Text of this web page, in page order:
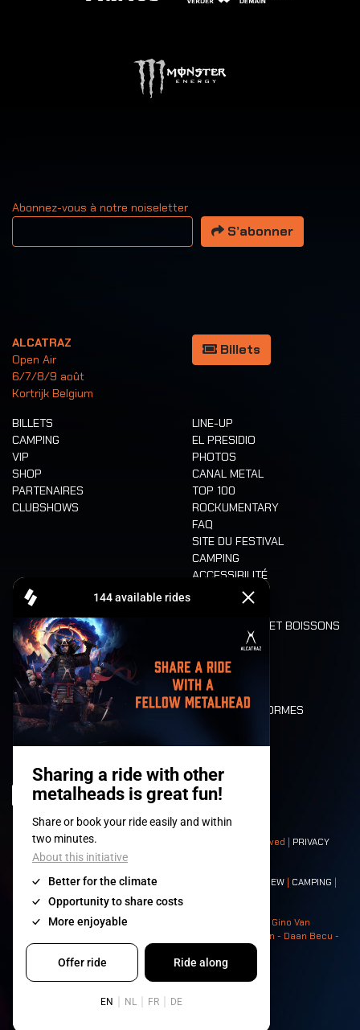
Abonnez-vous à notre noiseletter
Votre adresse email
S’abonner
ALCATRAZ
Open Air
6/7/8/9 août
Kortrijk Belgium
Billets
BILLETS
CAMPING
VIP
SHOP
PARTENAIRES
CLUBSHOWS
LINE-UP
EL PRESIDIO
PHOTOS
CANAL METAL
TOP 100
ROCKUMENTARY
FAQ
SITE DU FESTIVAL
CAMPING
ACCESSIBILITÉ
CASHLESS
ALIMENTATION ET BOISSONS
LONE WOLVES
PLAN
DEATH RIDE
VALEURS ET NORMES
HISTOIRE
© 2008-2026- Apache Productions VZW – All rights reserved | PRIVACY
POLICY|CONDITIONS GÉNÉRALES
Contact:GENERAL| PARTNERSHIPS CREW | CAMPING |
NEIGHBOURS
Photos: Ann Kermans - Hans Van Hoof - Eliaz Bruggeman - Gino Van
Lancker - Tim Tronckoe - Elsie Roymans - Stijn Verbruggen - Daan Becu -
Claus Christa - Devid Camerlynck